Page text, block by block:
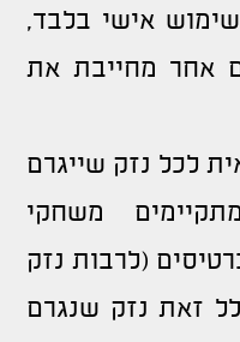
לשימוש אישי בלבד,
אחר מחייבת את
לכל נזק שייגרם
משחקי
(לרבות נזק
זאת נזק שנגרם